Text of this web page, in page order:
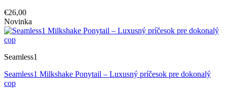
€26,00
Novinka
Seamless1
Seamless1 Milkshake Ponytail – Luxusný príčesok pre dokonalý
cop